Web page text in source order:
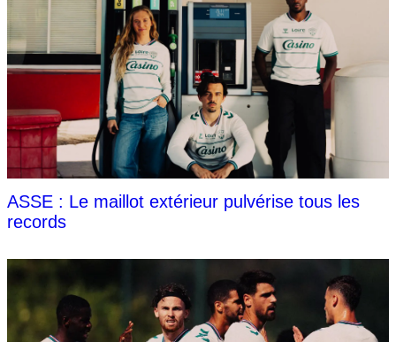
ASSE : Le maillot extérieur pulvérise tous les
records